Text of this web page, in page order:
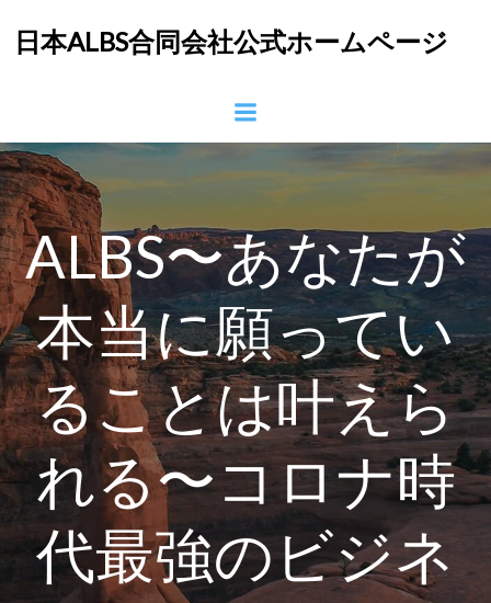
ン
ツ
へ
ス
プ
日本ALBS合同会社公式ホームページ
ALBS〜あなたが
本当に願ってい
ることは叶えら
れる〜コロナ時
代最強のビジネ